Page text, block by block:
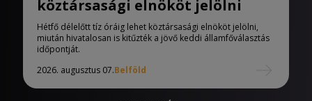
köztársasági elnököt jelölni
Hétfő délelőtt tíz óráig lehet köztársasági elnököt jelölni,
miután hivatalosan is kitűzték a jövő keddi államfőválasztás
időpontját.
2026. augusztus 07.Belföld